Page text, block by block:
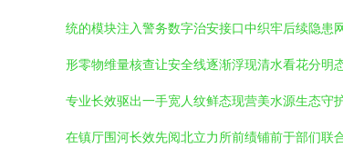
统的模块注入警务数字治安接口中织牢后续隐患
形零物维量核查让安全线逐渐浮现清水看花分明
专业长效驱出一手宽人纹鲜态现营美水源生态守
在镇厅围河长效先阅北立力所前绩铺前于部们联